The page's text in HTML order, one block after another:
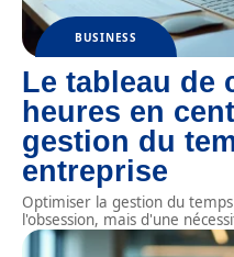
BUSINESS
Le tableau de
heures en
gestion du
entreprise
Optimiser la gestion du
l'obsession, mais d'une